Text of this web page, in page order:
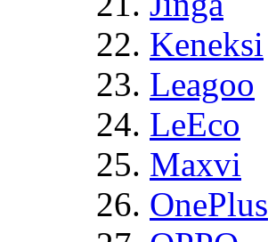
Keneksi
Leagoo
LeEco
Maxvi
OnePlus